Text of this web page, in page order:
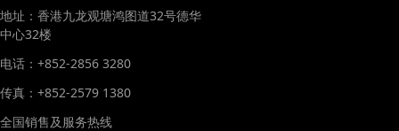
地址：香港九龙观塘鸿图道32号德华
中心32楼
电话：+852-2856 3280
传真：+852-2579 1380
全国销售及服务热线